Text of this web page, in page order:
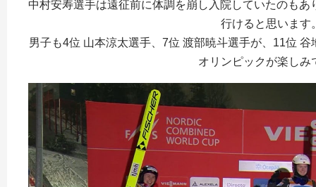
中村安寿選手は遠征前に体調を崩し入院していたのも
行けると思います
男子も4位 山本涼太選手、7位 渡部暁斗選手が、11位
オリンピックが楽しみ